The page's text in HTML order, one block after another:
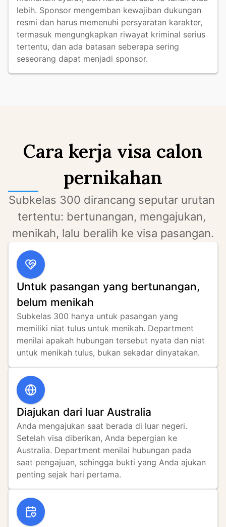
lebih. Sponsor mengemban kewajiban dukungan
resmi dan harus memenuhi persyaratan karakter,
termasuk mengungkapkan riwayat kriminal serius
tertentu, dan ada batasan seberapa sering
seseorang dapat menjadi sponsor.
Cara kerja visa calon
pernikahan
Subkelas 300 dirancang seputar urutan
tertentu: bertunangan, mengajukan,
menikah, lalu beralih ke visa pasangan.
Untuk pasangan yang bertunangan,
belum menikah
Subkelas 300 hanya untuk pasangan yang
memiliki niat tulus untuk menikah. Department
menilai apakah hubungan tersebut nyata dan niat
untuk menikah tulus, bukan sekadar dinyatakan.
Diajukan dari luar Australia
Anda mengajukan saat berada di luar negeri.
Setelah visa diberikan, Anda bepergian ke
Australia. Department menilai hubungan pada
saat pengajuan, sehingga bukti yang Anda ajukan
penting sejak hari pertama.